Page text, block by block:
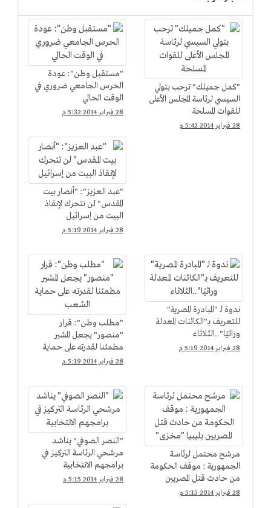
"كمل جميلك" ترحب بتولي
السيسي لرئاسة المجلس الأعلى
للقوات المسلحة
28 فبراير 2014 5:42 م
"مستقبل وطن": عودة
الحرس الجامعي ضروري في
الوقت الحالي
28 فبراير 2014 5:32 م
"عبد العزيز": "أنصار بيت
المقدس" لن تتحرك لإنقاذ
البيت من إسرائيل
28 فبراير 2014 5:19 م
ندوة لـ "المبادرة المصرية"
للتعريف بـ"الكائنات المعدلة
وراثيًا"..الثلاثاء
28 فبراير 2014 5:19 م
"مطلب وطن": قرار
"منصور" يجعل المشير
مطمئنا لقدرته على حماية
الشعب
28 فبراير 2014 5:19 م
مرشح محتمل لرئاسة
الجمهورية : موقف الحكومة
من حادث قتل المصريين
بليبيا "مخزى"
28 فبراير 2014 5:15 م
"النصر الصوفي" يناشد
مرشحي الرئاسة التركيز في
برامجهم الانتخابية
28 فبراير 2014 5:15 م